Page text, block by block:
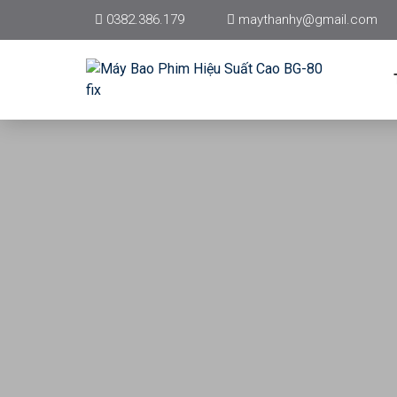
0382.386.179 maythanhy@gmail.com